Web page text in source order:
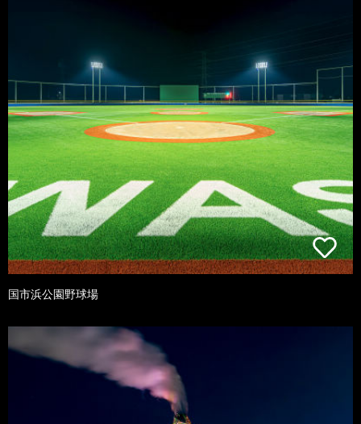
国市浜公園野球場